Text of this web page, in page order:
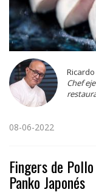
Chef
08-06-2022
Fingers de
Panko Japonés